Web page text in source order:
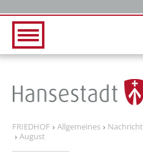
FRIEDHOF Allgemeines
August